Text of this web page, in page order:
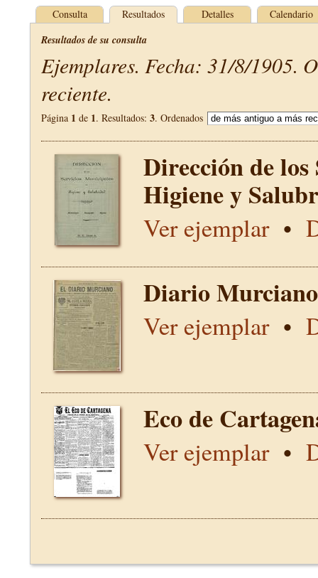
Consulta Resultados Detalles Calendario
Resultados de su consulta
Ejemplares. Fecha: 31/8/1905.
reciente.
Página 1 de 1. Resultados: 3. Ordenados
Dirección de
Higiene y
Ver ejemplar•
Diario
Ver ejemplar•
Eco de
Ver ejemplar•